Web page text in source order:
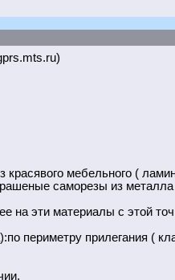
мебельного (
саморезы из
на эти материалы с этой
периметру прилегания (